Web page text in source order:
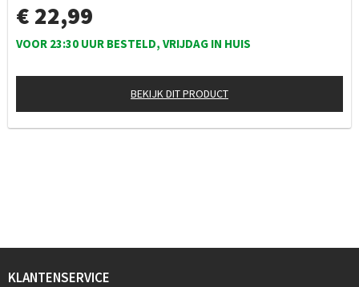
€ 22,99
VOOR 23:30 UUR BESTELD, VRIJDAG IN HUIS
BEKIJK DIT PRODUCT
KLANTENSERVICE